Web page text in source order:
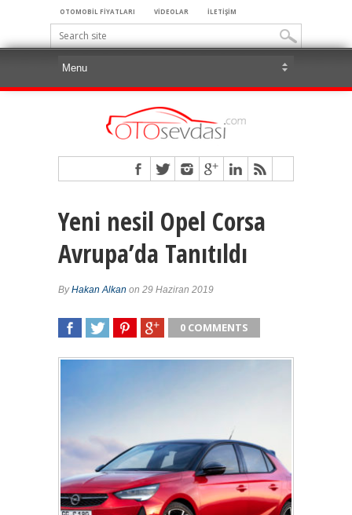
OTOMOBİL FİYATLARI VİDEOLAR İLETİŞİM
Yeni nesil Opel Corsa
Avrupa’da Tanıtıldı
ByHakan Alkan on 29 Haziran 2019
0 COMMENTS